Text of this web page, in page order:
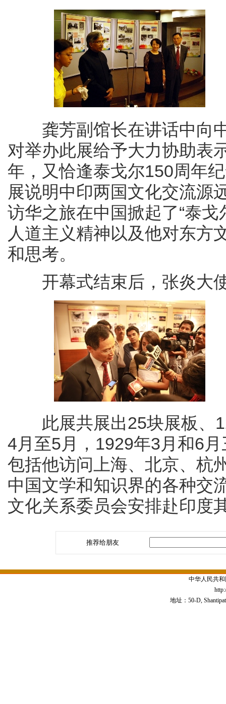
龚芳副馆长在讲话中向中
对举办此展给予大力协助表
年，又恰逢泰戈尔150周年
展说明中印两国文化交流源
访华之旅在中国掀起了“泰
人道主义精神以及他对东方
和思考。
开幕式结束后，张炎大使
此展共展出25块展板、
4月至5月，1929年3月和6
包括他访问上海、北京、杭
中国文学和知识界的各种交
文化关系委员会安排赴印度
推荐给朋友
中华人民共
地址：50-D,